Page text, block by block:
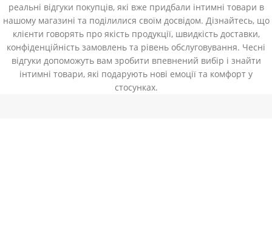
реальні відгуки покупців, які вже придбали інтимні товари в
нашому магазині та поділилися своїм досвідом. Дізнайтесь, що
клієнти говорять про якість продукції, швидкість доставки,
конфіденційність замовлень та рівень обслуговування. Чесні
відгуки допоможуть вам зробити впевнений вибір і знайти
інтимні товари, які подарують нові емоції та комфорт у
стосунках.